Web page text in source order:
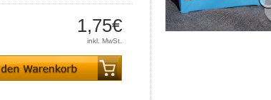
1,75€
inkl. MwSt.